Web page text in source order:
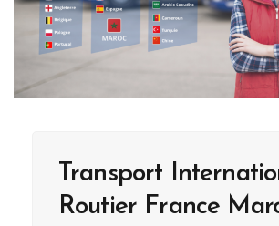
Transport
Routier France